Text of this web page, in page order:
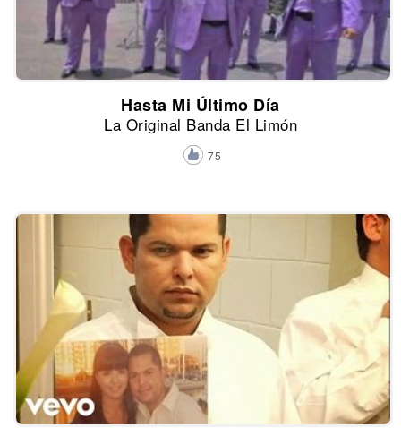
Hasta Mi Último Día
La Original Banda El Limón
75